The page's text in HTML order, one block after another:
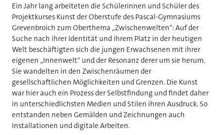
Ein Jahr lang arbeiteten die Schülerinnen und Schüler des
Projektkurses Kunst der Oberstufe des Pascal-Gymnasiums
Grevenbroich zum Oberthema „Zwischenwelten“: Auf der
Suche nach ihrer Identität und ihrem Platz in der heutigen
Welt beschäftigten sich die jungen Erwachsenen mit ihrer
eigenen „Innenwelt“ und der Resonanz derer um sie herum.
Sie wandelten in den Zwischenräumen der
gesellschaftlichen Möglichkeiten und Grenzen. Die Kunst
war hier auch ein Prozess der Selbstfindung und findet daher
in unterschiedlichsten Medien und Stilen ihren Ausdruck. So
entstanden neben Gemälden und Zeichnungen auch
Installationen und digitale Arbeiten.